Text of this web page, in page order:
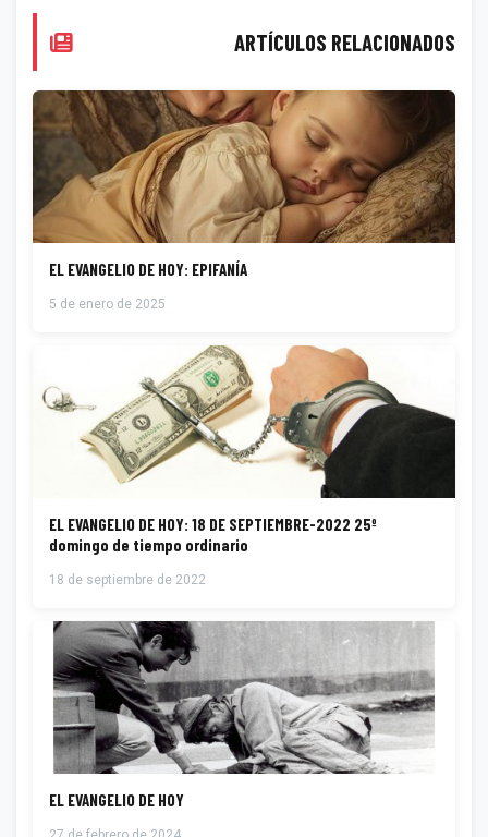
ARTÍCULOS RELACIONADOS
EL EVANGELIO DE HOY: EPIFANÍA
5 de enero de 2025
EL EVANGELIO DE HOY: 18 DE SEPTIEMBRE-2022 25º
domingo de tiempo ordinario
18 de septiembre de 2022
EL EVANGELIO DE HOY